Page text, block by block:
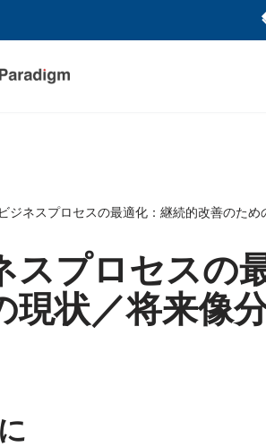
ビジネスプロセスの最適化：継続的改善のため
スプロセスの
現状／将来像